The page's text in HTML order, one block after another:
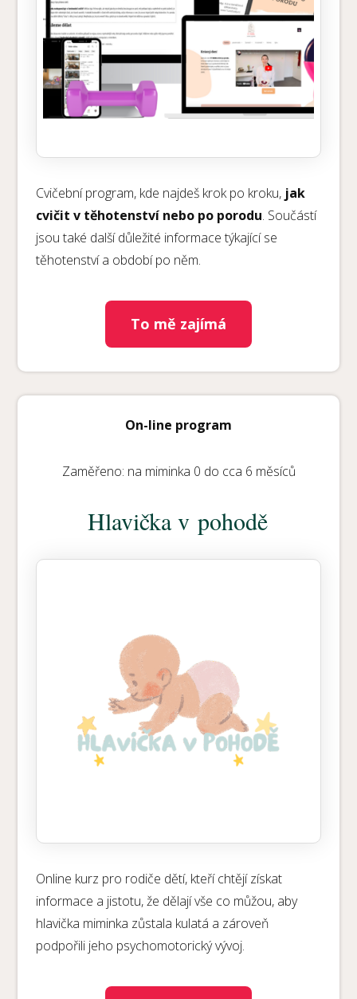
Cvičební program, kde najdeš krok po kroku, jak
cvičit v těhotenství nebo po porodu. Součástí
jsou také další důležité informace týkající se
těhotenství a období po něm.
To mě zajímá
On-line program
Zaměřeno: na miminka 0 do cca 6 měsíců
Hlavička v pohodě
Online kurz pro rodiče dětí, kteří chtějí získat
informace a jistotu, že dělají vše co můžou, aby
hlavička miminka zůstala kulatá a zároveň
podpořili jeho psychomotorický vývoj.